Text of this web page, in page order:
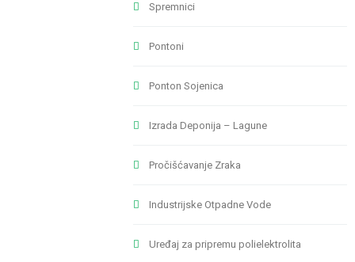
Spremnici
Pontoni
Ponton Sojenica
Izrada Deponija – Lagune
Pročišćavanje Zraka
Industrijske Otpadne Vode
Uređaj za pripremu polielektrolita